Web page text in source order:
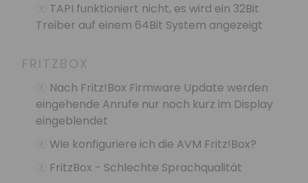
TAPI funktioniert nicht, es wird ein 32Bit
Treiber auf einem 64Bit System angezeigt
FRITZBOX
Nach Fritz!Box Firmware Update werden
eingehende Anrufe nur noch kurz im Display
eingeblendet
Wie konfiguriere ich die AVM Fritz!Box?
FritzBox - Schlechte Sprachqualität